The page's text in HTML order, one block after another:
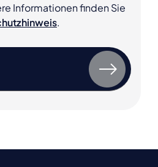
Informationen finden Sie
.